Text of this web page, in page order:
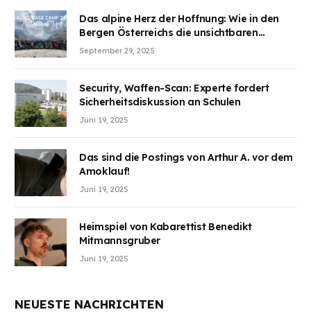
Das alpine Herz der Hoffnung: Wie in den
Bergen Österreichs die unsichtbaren
Wunden des Kriegesheilen
September 29, 2025
Security, Waffen-Scan: Experte fordert
Sicherheitsdiskussion an Schulen
Juni 19, 2025
Das sind die Postings von Arthur A. vor dem
Amoklauf!
Juni 19, 2025
Heimspiel von Kabarettist Benedikt
Mitmannsgruber
Juni 19, 2025
NEUESTE NACHRICHTEN